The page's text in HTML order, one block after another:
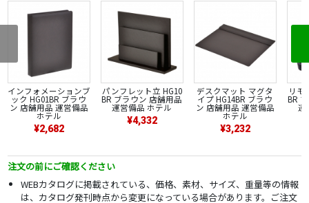
インフォメーションブ
ック HG01BR ブラウ
ン 店舗用品 運営備品
ホテル
¥2,682
パンフレット立 HG10
BR ブラウン 店舗用品
運営備品 ホテル
¥4,332
デスクマット マグタ
イプ HG14BR ブラウ
ン 店舗用品 運営備品
ホテル
¥3,232
リモ
BR
運
注文の前にご確認ください
WEBカタログに掲載されている、価格、素材、サイズ、重量等の情報
は、カタログ発刊時点から変更になっている場合があります。ご注文